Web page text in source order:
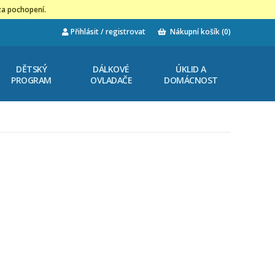
pochopení.
Přihlásit / registrovat Nákupní košík(0)
DĚTSKÝ
PROGRAM
DÁLKOVÉ
OVLADAČE
ÚKLID A
DOMÁCNOST